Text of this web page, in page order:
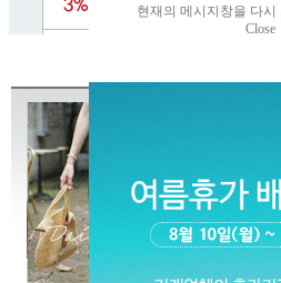
현재의 메시지창을 다시
Close